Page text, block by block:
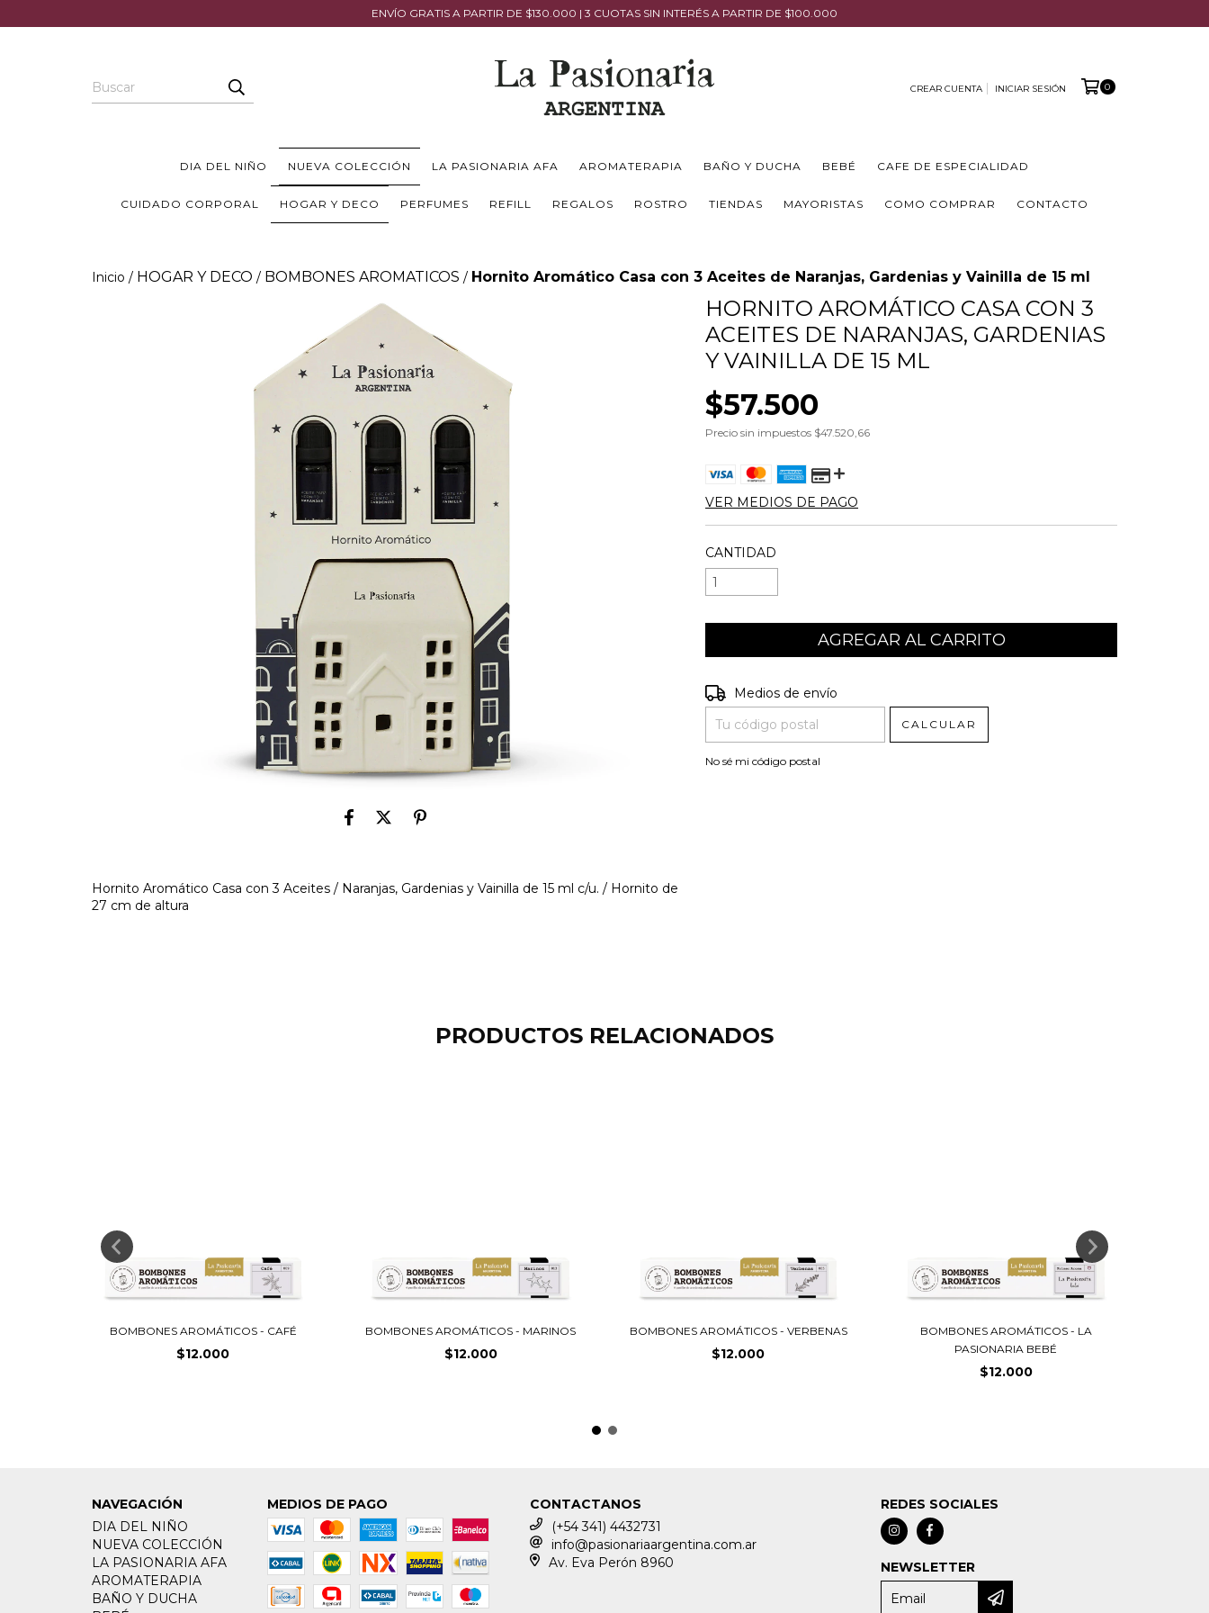
ENVÍO GRATIS A PARTIR DE $130.000 | 3 CUOTAS SIN INTERÉS A PARTIR DE $100.000
CREAR CUENTA INICIAR SESIÓN 0
DIA DEL NIÑO NUEVA COLECCIÓN LA PASIONARIA AFA AROMATERAPIA BAÑO Y DUCHA BEBÉ CAFE DE ESPECIALIDAD
CUIDADO CORPORAL HOGAR Y DECO PERFUMES REFILL REGALOS ROSTRO TIENDAS MAYORISTAS COMO COMPRAR CONTACTO
Inicio / HOGAR Y DECO / BOMBONES AROMATICOS / Hornito Aromático Casa con 3 Aceites de Naranjas, Gardenias y Vainilla de 15 ml
Hornito Aromático Casa con 3 Aceites / Naranjas, Gardenias y Vainilla de 15 ml c/u. / Hornito de
27 cm de altura
HORNITO AROMÁTICO CASA CON 3
ACEITES DE NARANJAS, GARDENIAS
Y VAINILLA DE 15 ML
$57.500
Precio sin impuestos $47.520,66
VER MEDIOS DE PAGO
CANTIDAD
Entregas para el CP:
Medios de envío
CALCULAR
No sé mi código postal
PRODUCTOS RELACIONADOS
BOMBONES AROMÁTICOS - CAFÉ
$12.000
BOMBONES AROMÁTICOS - MARINOS
$12.000
BOMBONES AROMÁTICOS - VERBENAS
$12.000
BOMBONES AROMÁTICOS - LA
PASIONARIA BEBÉ
$12.000
NAVEGACIÓN
DIA DEL NIÑO
NUEVA COLECCIÓN
LA PASIONARIA AFA
AROMATERAPIA
BAÑO Y DUCHA
MEDIOS DE PAGO
CONTACTANOS
(+54 341) 4432731
info@pasionariaargentina.com.ar
Av. Eva Perón 8960
REDES SOCIALES
NEWSLETTER